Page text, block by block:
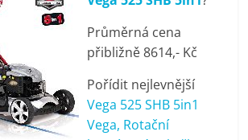
Průměrná cena
přibližně 8614,- Kč
Pořídit nejlevnější
Vega 525 SHB 5in1
Vega, Rotační